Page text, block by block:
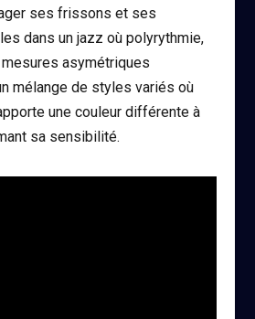
ses frissons et ses
dans un jazz où polyrythmie,
asymétriques
mélange de styles variés où
une couleur différente à
sa sensibilité.